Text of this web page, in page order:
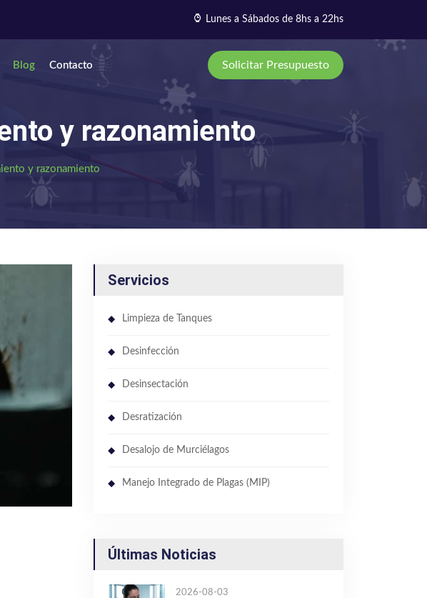
Lunes a Sábados de 8hs a 22hs
Blog Contacto Solicitar Presupuesto
y razonamiento
y razonamiento
Servicios
Limpieza de Tanques
Desinfección
Desinsectación
Desratización
Desalojo de Murciélagos
Manejo Integrado de Plagas (MIP)
Últimas Noticias
2026-08-03